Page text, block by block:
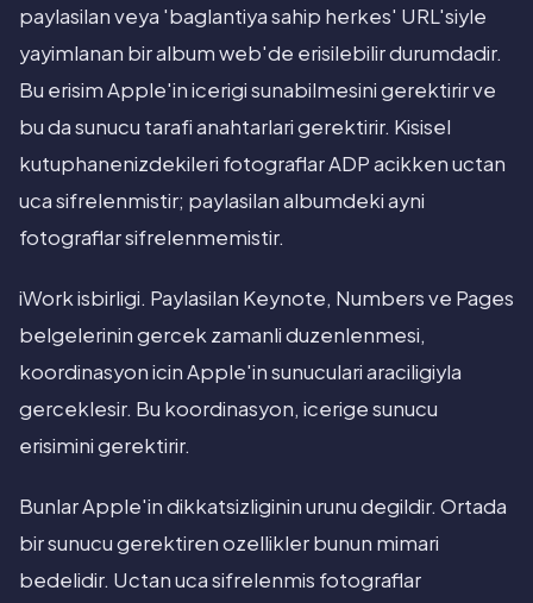
paylasilan veya 'baglantiya sahip herkes' URL'siyle
yayimlanan bir album web'de erisilebilir durumdadir.
Bu erisim Apple'in icerigi sunabilmesini gerektirir ve
bu da sunucu tarafi anahtarlari gerektirir. Kisisel
kutuphanenizdekileri fotograflar ADP acikken uctan
uca sifrelenmistir; paylasilan albumdeki ayni
fotograflar sifrelenmemistir.
iWork isbirligi. Paylasilan Keynote, Numbers ve Pages
belgelerinin gercek zamanli duzenlenmesi,
koordinasyon icin Apple'in sunuculari araciligiyla
gerceklesir. Bu koordinasyon, icerige sunucu
erisimini gerektirir.
Bunlar Apple'in dikkatsizliginin urunu degildir. Ortada
bir sunucu gerektiren ozellikler bunun mimari
bedelidir. Uctan uca sifrelenmis fotograflar